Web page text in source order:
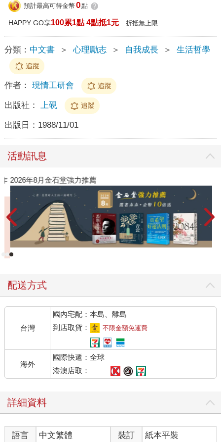
預計最高可得金幣 0點 ?
HAPPY GO享100累1點 4點抵1元 折抵無上限
分類： 中文書 ＞ 心理勵志 ＞ 自我成長 ＞ 生活哲學
追蹤
作者： 現情工研會 追蹤
出版社： 上硯 追蹤
出版日： 1988/11/01
活動訊息
2026年8月金石堂強力推薦
配送方式
台灣
國內宅配：本島、離島
到店取貨：
不限金額免運費
海外
國際快遞：全球
港澳店取：
詳細資料
語言 中文繁體 裝訂
紙本平裝